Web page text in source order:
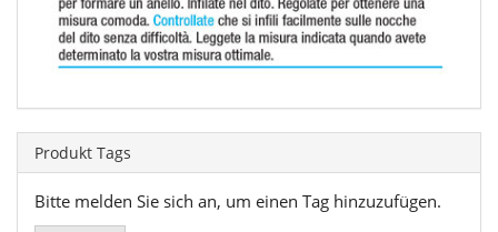
Produkt Tags
Bitte melden Sie sich an, um einen Tag hinzuzufügen.